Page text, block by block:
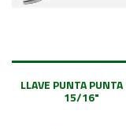
LLAVE PUNTA
15/16"